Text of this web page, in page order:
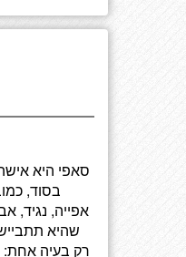
סאפי היא
בסוד,
אפייה, נגיד,
שהיא
רק בעיה אחת: